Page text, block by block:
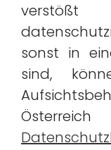
sonst in
sind,